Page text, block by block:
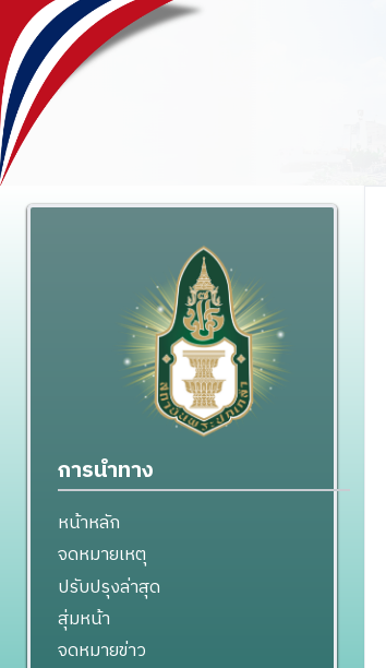
การนำทาง
หน้าหลัก
จดหมายเหตุ
ปรับปรุงล่าสุด
สุ่มหน้า
จดหมายข่าว